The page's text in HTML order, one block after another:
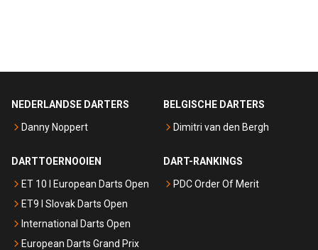
NEDERLANDSE DARTERS
Danny Noppert
BELGISCHE DARTERS
Dimitri van den Bergh
DARTTOERNOOIEN
ET 10 I European Darts Open
ET9 I Slovak Darts Open
International Darts Open
European Darts Grand Prix
DART-RANKINGS
PDC Order Of Merit